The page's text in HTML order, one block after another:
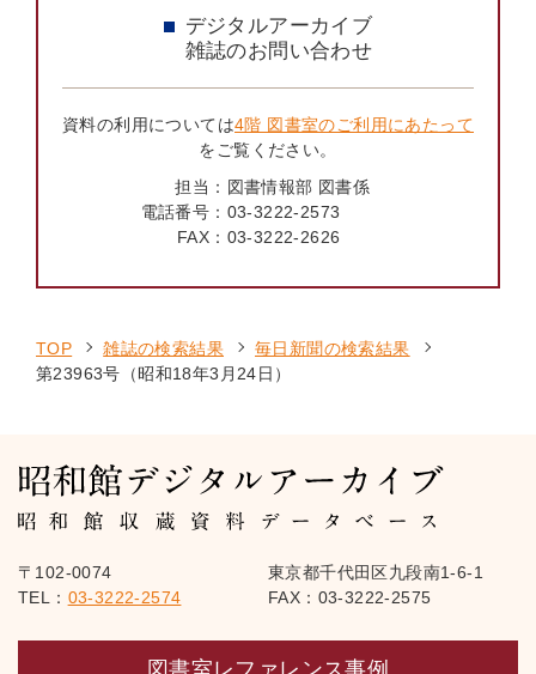
デジタルアーカイブ
雑誌のお問い合わせ
資料の利用については4階 図書室のご利用にあたって
をご覧ください。
担当： 図書情報部 図書係
電話番号： 03-3222-2573
FAX： 03-3222-2626
TOP 雑誌の検索結果
毎日新聞の検索結果
第23963号（昭和18年3月24日）
〒102-0074
東京都千代田区九段南1-6-1
TEL： 03-3222-2574 FAX：03-3222-2575